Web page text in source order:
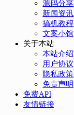
源码分享
新闻资讯
搞机教程
文案小馆
关于本站
本站介绍
用户协议
隐私政策
免责声明
免费API
友情链接